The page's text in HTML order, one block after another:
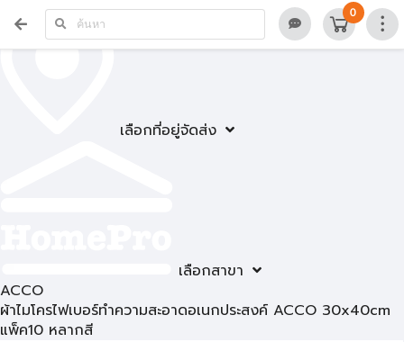
เลือกที่อยู่จัดส่ง
เลือกสาขา
0
ACCO
ผ้าไมโครไฟเบอร์ทำความสะอาดอเนกประสงค์ ACCO 30x40cm
แพ็ค10 หลากสี